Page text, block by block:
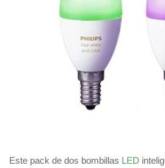
Este pack de dos bombillas LED